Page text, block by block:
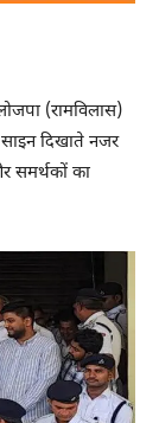
(रामविलास)
दिखाते नजर
समर्थकों का